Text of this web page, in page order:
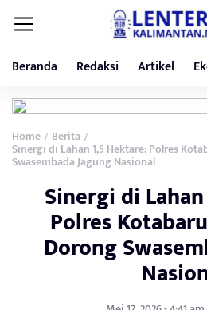
Beranda Redaksi Artikel
Home / Berita /
Sinergi di Lahan 1,5 Hektare: Polres
Swasembada Jagung Nasional
Sinergi di
Polres
Dorong